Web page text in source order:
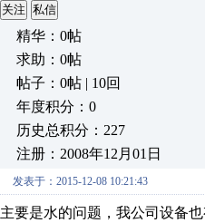
关注 私信
精华：0帖
求助：0帖
帖子：0帖 | 10回
年度积分：0
历史总积分：227
注册：2008年12月01日
发表于：2015-12-08 10:21:43
主要是水的问题，我公司设备